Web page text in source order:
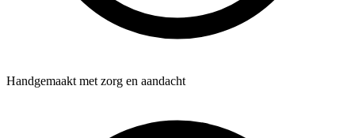
Handgemaakt met zorg en aandacht